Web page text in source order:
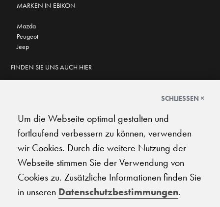
MARKEN IN EBIKON
Mazda
Peugeot
Jeep
FINDEN SIE UNS AUCH HIER
4.6 ★★★★★
★★★★★
© 2026 Carplanet Galliker
SCHLIESSEN ×
Um die Webseite optimal gestalten und
fortlaufend verbessern zu können, verwenden
wir Cookies. Durch die weitere Nutzung der
Webseite stimmen Sie der Verwendung von
Cookies zu. Zusätzliche Informationen finden Sie
in unseren Datenschutzbestimmungen.